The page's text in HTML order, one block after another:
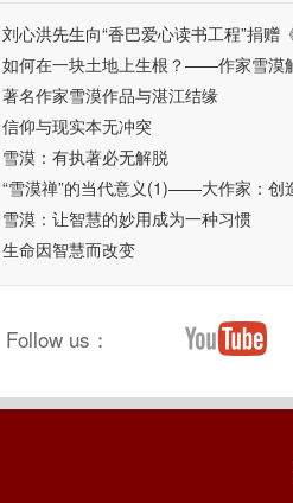
刘心洪先生向“香巴爱心读书工程”捐赠
如何在一块土地上生根？——作家雪漠
著名作家雪漠作品与湛江结缘
信仰与现实本无冲突
雪漠：有执著必无解脱
“雪漠禅”的当代意义(1)——大作家：创
雪漠：让智慧的妙用成为一种习惯
生命因智慧而改变
Follow us：